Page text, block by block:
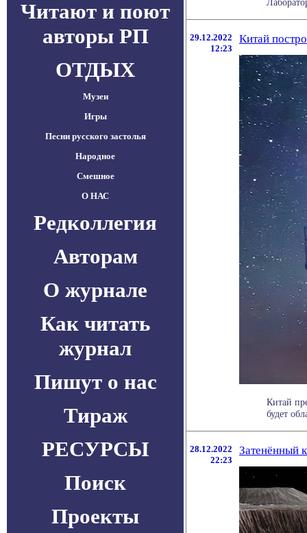
Читают и поют
авторы РП
ОТДЫХ
Музеи
Игры
Песни русского застолья
Народное
Смешное
О НАС
Редколлегия
Авторам
О журнале
Как читать
журнал
Пишут о нас
Тираж
РЕСУРСЫ
Поиск
Проекты
29.12.2022
12:23
Китай
Китай
будет
28.12.2022
22:23
Затенённый